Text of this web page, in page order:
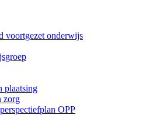
voortgezet onderwijs
plaatsing
zorg
OPP